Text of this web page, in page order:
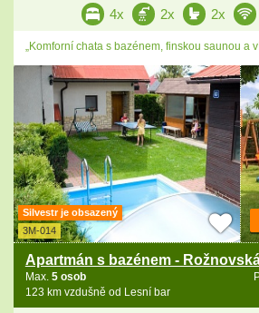
4x 2x 2x
„Komforní chata s bazénem, finskou saunou a
Silvestr je obsazený
3M-014
Apartmán s bazénem -
Max. 5 osob
123 km vzdušně od Lesní bar